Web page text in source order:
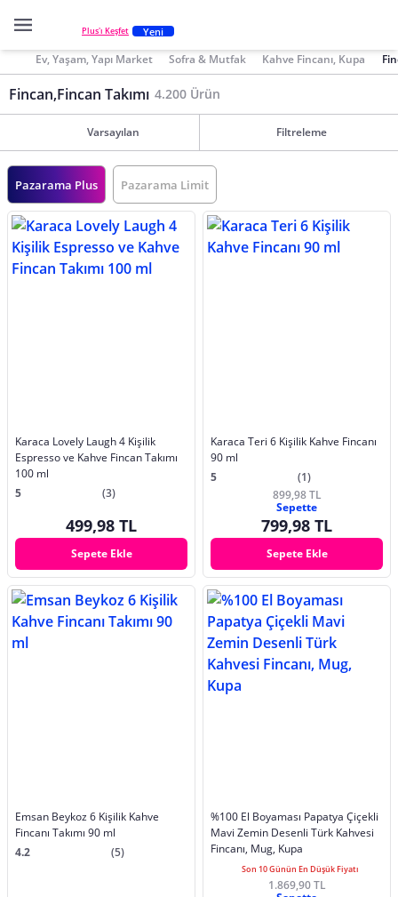
Plus'ı Keşfet Yeni
Ev, Yaşam, Yapı Market Sofra & Mutfak Kahve Fincanı, Kupa
Fincan,Fincan Takımı 4.200 Ürün
Varsayılan Filtreleme
Pazarama Plus Pazarama Limit
Karaca Lovely Laugh 4 Kişilik
Espresso ve Kahve Fincan Takımı
100 ml
5
(3)
499,98 TL
Sepete Ekle
Karaca Teri 6 Kişilik Kahve Fincanı
90 ml
5
(1)
899,98 TL
Sepette
799,98 TL
Sepete Ekle
Emsan Beykoz 6 Kişilik Kahve
Fincanı Takımı 90 ml
4.2
(5)
%100 El Boyaması Papatya Çiçekli
Mavi Zemin Desenli Türk Kahvesi
Fincanı, Mug, Kupa
Son 10 Günün En Düşük Fiyatı
1.869,90 TL